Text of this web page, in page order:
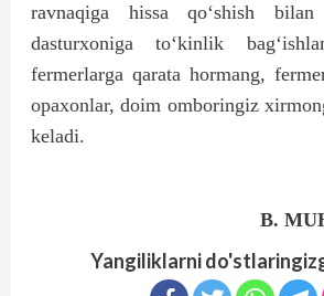
ravnaqiga hissa qo‘shish
dasturxoniga to‘kinlik
fermerlarga qarata hormang,
opaxonlar, doim ombor­ingiz
keladi.
B.
Yangiliklarni